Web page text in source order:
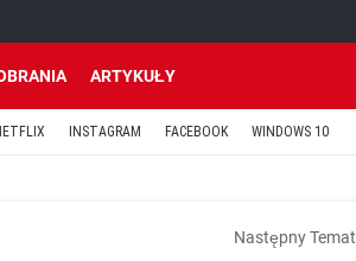
ARTYKUŁY
INSTAGRAM FACEBOOK WINDOWS 10
Następny Temat